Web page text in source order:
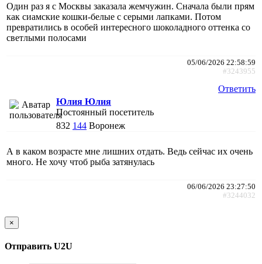
Один раз я с Москвы заказала жемчужин. Сначала были прям
как сиамские кошки-белые с серыми лапками. Потом
превратились в особей интересного шоколадного оттенка со
светлыми полосами
05/06/2026 22:58:59
#3243955
Ответить
Юлия Юлия
Постоянный посетитель
832 144 Воронеж
А в каком возрасте мне лишних отдать. Ведь сейчас их очень
много. Не хочу чтоб рыба затянулась
06/06/2026 23:27:50
#3244032
×
Отправить U2U